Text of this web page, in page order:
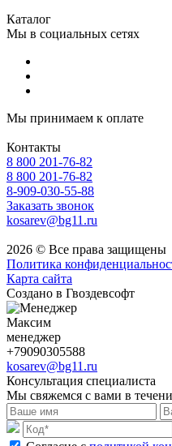
Каталог
Мы в социальных сетях
Мы принимаем к оплате
Контакты
8 800 201-76-82
8 800 201-76-82
8-909-030-55-88
Заказать звонок
kosarev@bg11.ru
2026 © Все права защищены
Политика
Карта сайта
Создано в Гвоздевсофт
Максим
менеджер
+79090305588
kosarev@bg11.ru
Консультация специалиста
Мы свяжемся с вами в